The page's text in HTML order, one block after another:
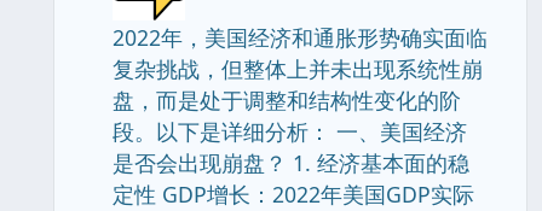
2022年，美国经济和通胀形势确实面临
复杂挑战，但整体上并未出现系统性崩
盘，而是处于调整和结构性变化的阶
段。以下是详细分析： 一、美国经济
是否会出现崩盘？ 1. 经济基本面的稳
定性 GDP增长：2022年美国GDP实际